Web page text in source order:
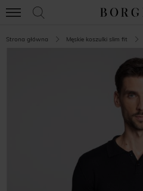
Strona główna Męskie koszulki slim fit